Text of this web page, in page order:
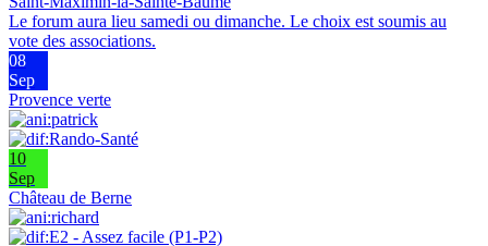
Le forum aura lieu samedi ou dimanche. Le choix est soumis au
vote des associations.
08
Sep
Provence verte
10
Sep
Château de Berne